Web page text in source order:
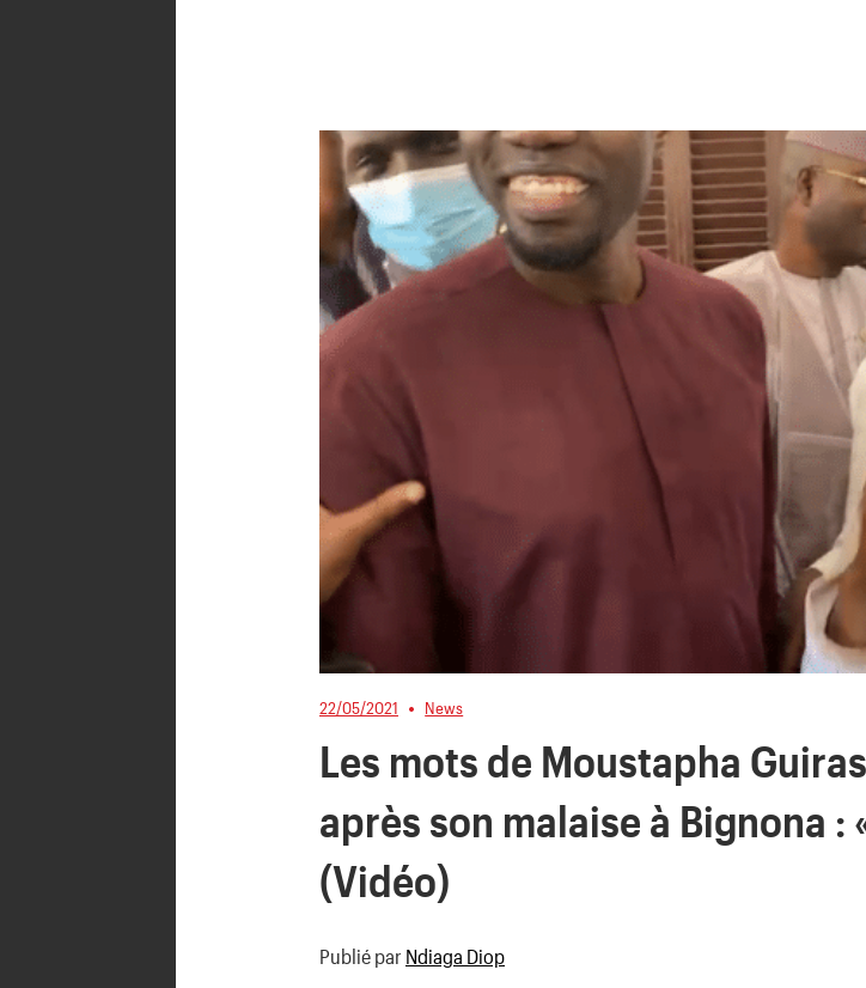
22/05/2021 News
Les mots de Moustapha
après son malaise à Bignona :
(Vidéo)
Publié par Ndiaga Diop